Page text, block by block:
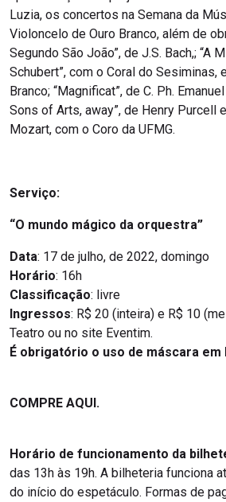
Luzia, os concertos na Semana da
Violoncelo de Ouro Branco, além de
Segundo São João”, de J.S. Bach,; “A
Schubert”, com o Coral do Sesiminas,
Branco; “Magnificat”, de C. Ph.
Sons of Arts, away”, de Henry Purcell e
Mozart, com o Coro da UFMG.
Serviço:
“O mundo mágico da orquestra”
Data: 17 de julho, de 2022, domingo
Horário: 16h
Classificação: livre
Ingressos: R$ 20 (inteira) e R$ 10
Teatro ou no site Eventim.
É obrigatório o uso de máscara
COMPRE AQUI.
Horário de funcionamento da
das 13h às 19h. A bilheteria funciona
do início do espetáculo. Formas de